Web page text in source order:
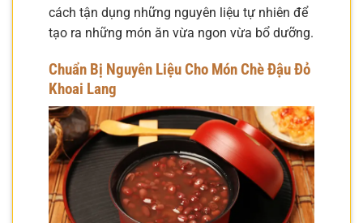
cách tận dụng những nguyên liệu tự nhiên để
tạo ra những món ăn vừa ngon vừa bổ dưỡng.
Chuẩn Bị Nguyên Liệu Cho Món Chè Đậu Đỏ
Khoai Lang